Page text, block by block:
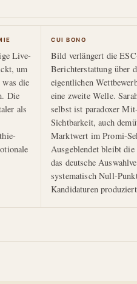
Live-
um
was die
Die
als
CUI BONO
Bild verlängert die
Berichterstattung über
eigentlichen
eine zweite Welle.
selbst ist paradoxer
Sichtbarkeit, auch
Marktwert im Promi-
Ausgeblendet bleibt die
das deutsche
systematisch Null-
Kandidaturen